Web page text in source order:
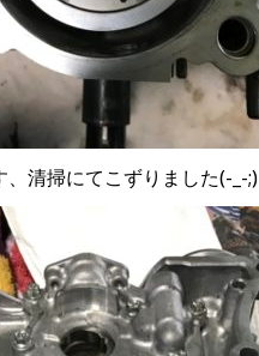
清掃にてこずりました(-_-;)